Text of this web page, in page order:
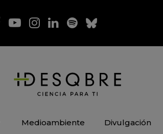
Medioambiente Divulgación